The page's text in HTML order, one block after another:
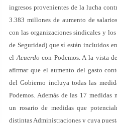
ingresos provenientes de la lucha
3.383 millones de aumento de
con las organizaciones sindicales y
de Seguridad) que sí están incluidos
elAcuerdo con Podemos. A la vista
afirmar que el aumento del gasto
del Gobierno incluya todas las
Podemos. Además de las 17 medidas
un rosario de medidas que
distintas Administraciones y cuya